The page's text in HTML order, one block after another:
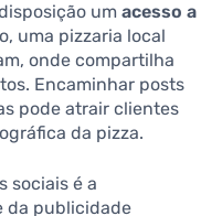
um acesso a
uma pizzaria local
onde compartilha
Encaminhar posts
pode atrair clientes
da pizza.
sociais é a
da publicidade